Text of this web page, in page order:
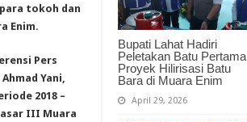
Bupati Lahat Hadiri
Peletakan Batu Pertama
Proyek Hilirisasi Batu
Bara di Muara Enim
April 29, 2026
tokoh dan
Enim.
Pers
Yani,
2018 –
III Muara